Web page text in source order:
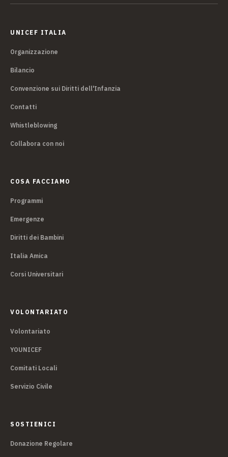
UNICEF ITALIA
Organizzazione
Bilancio
Convenzione sui Diritti dell'Infanzia
Contatti
Whistleblowing
Collabora con noi
COSA FACCIAMO
Programmi
Emergenze
Diritti dei Bambini
Italia Amica
Corsi Universitari
VOLONTARIATO
Volontariato
YOUNICEF
Comitati Locali
Servizio Civile
SOSTIENICI
Donazione Regolare